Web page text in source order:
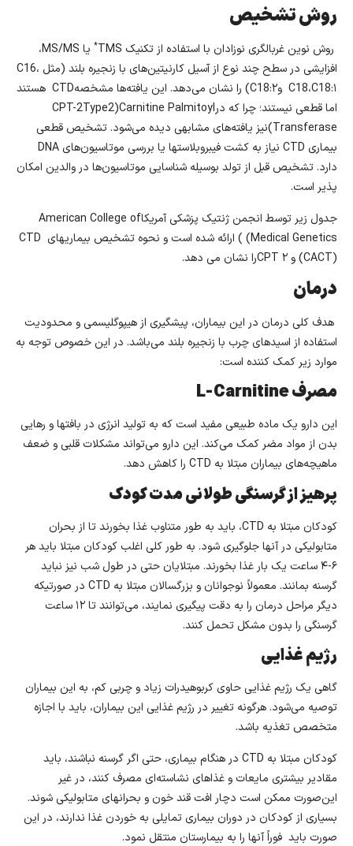
روش تشخیص
روش نوین غربالگری نوزادان با استفاده از تکنیک TMS *
یا MS/MS،
افزایشی در سطح چند نوع از آسیل کارنیتین‌های با زنجیره بلند (مثل C16،
C18،C18:۱ وC18:۲) را نشان می‌دهد. این یافته‌ها مشخصهCTD هستند
اما قطعی نیستند؛ چرا که درCPT-2Type2)Carnitine Palmitoyl
Transferase)نیز یافته‌های مشابهی دیده می‌شود. تشخیص قطعی
بیماری CTD نیاز به کشت فیبروبلاستها یا بررسی موتاسیون‌های DNA
دارد. تشخیص قبل از تولد بوسیله شناسایی موتاسیون‌ها در والدین امکان
پذیر است.
جدول زیر توسط انجمن ژنتیک پزشکی آمریکاAmerican College of
Medical Genetics) ) ارائه شده است و نحوه تشخیص بیماریهای CTD
(CACT) و ۲ CPTرا نشان می دهد.
درمان
هدف کلی درمان در این بیماران، پیشگیری از هیپوگلیسمی و محدودیت
استفاده از اسیدهای چرب با زنجیره بلند می‌باشد. در این خصوص توجه به
موارد زیر کمک کننده است:
مصرف L-Carnitine
این دارو یک ماده طبیعی مفید است که به تولید انرژی در بافتها و رهایی
بدن از مواد مضر کمک می‌کند. این دارو می‌تواند مشکلات قلبی و ضعف
ماهیچه‌های بیماران مبتلا به CTD را کاهش دهد.
پرهیز از گرسنگی طولانی مدت کودک
کودکان مبتلا به CTD، باید به طور متناوب غذا بخورند تا از بحران
متابولیکی در آنها جلوگیری شود. به طور کلی اغلب کودکان مبتلا باید هر
۶-۴ ساعت یک بار غذا بخورند. مبتلایان حتی در طول شب نیز نباید
گرسنه بمانند. معمولاً نوجوانان و بزرگسالان مبتلا به CTD در صورتیکه
دیگر مراحل درمان را به دقت پیگیری نمایند، می‌توانند تا ۱۲ ساعت
گرسنگی را بدون مشکل تحمل کنند.
رژیم غذایی
گاهی یک رژیم غذایی حاوی کربوهیدرات زیاد و چربی کم، به این بیماران
توصیه می‌شود. هرگونه تغییر در رژیم غذایی این بیماران، باید با اجازه
متخصص تغذیه باشد.
کودکان مبتلا به CTD در هنگام بیماری، حتی اگر گرسنه نباشند، باید
مقادیر بیشتری مایعات و غذاهای نشاسته‌ای مصرف کنند، در غیر
این‌صورت ممکن است دچار افت قند خون و بحرانهای متابولیکی شوند.
بسیاری از کودکان در دوران بیماری تمایلی به خوردن غذا ندارند، در این
صورت باید فوراً آنها را به بیمارستان منتقل نمود.